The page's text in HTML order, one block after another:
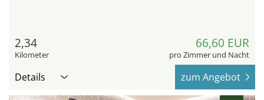
2,34
Kilometer
66,60 EUR
pro Zimmer und Nacht
Details zum Angebot